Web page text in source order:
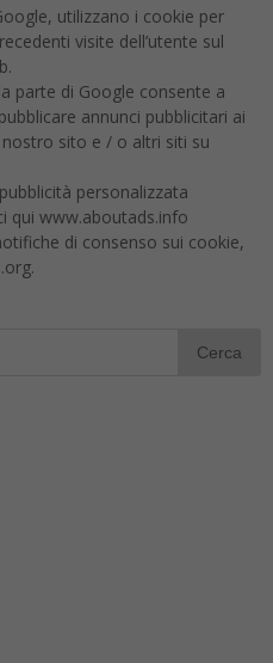
utilizzano i cookie per
visite dell’utente sul
parte di Google consente a
annunci pubblicitari ai
sito e / o altri siti su
personalizzata
qui www.aboutads.info
di consenso sui cookie,